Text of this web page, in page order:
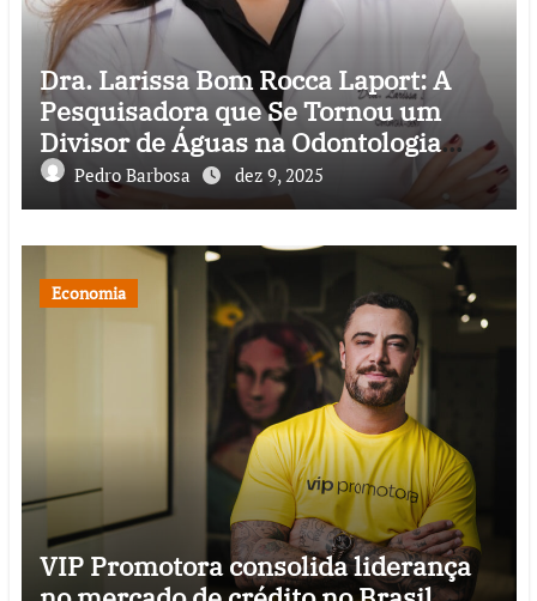
Dra. Larissa Bom Rocca Laport: A
Pesquisadora que Se Tornou um
Divisor de Águas na Odontologia
Digital
Pedro Barbosa dez 9, 2025
Economia
VIP Promotora consolida liderança